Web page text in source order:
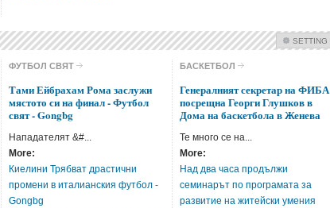
SETTING
Баскетбол Волейбол
Intro Items Link Items
ФУТБОЛ СВЯТ
Тами Ейбрахам Рома заслужи
мястото си на финал - Футбол
свят - Gongbg
Нападателят &#...
More:
Киелини Трябват драстични
промени в италианския футбол -
Gongbg
БАСКЕТБОЛ
Генералният секретар на ФИБА
посрещна Георги Глушков в
Дома на баскетбола в Женева
Те много се на...
More:
Над два часа продължи
семинарът по програмата за
развитие на житейски умения